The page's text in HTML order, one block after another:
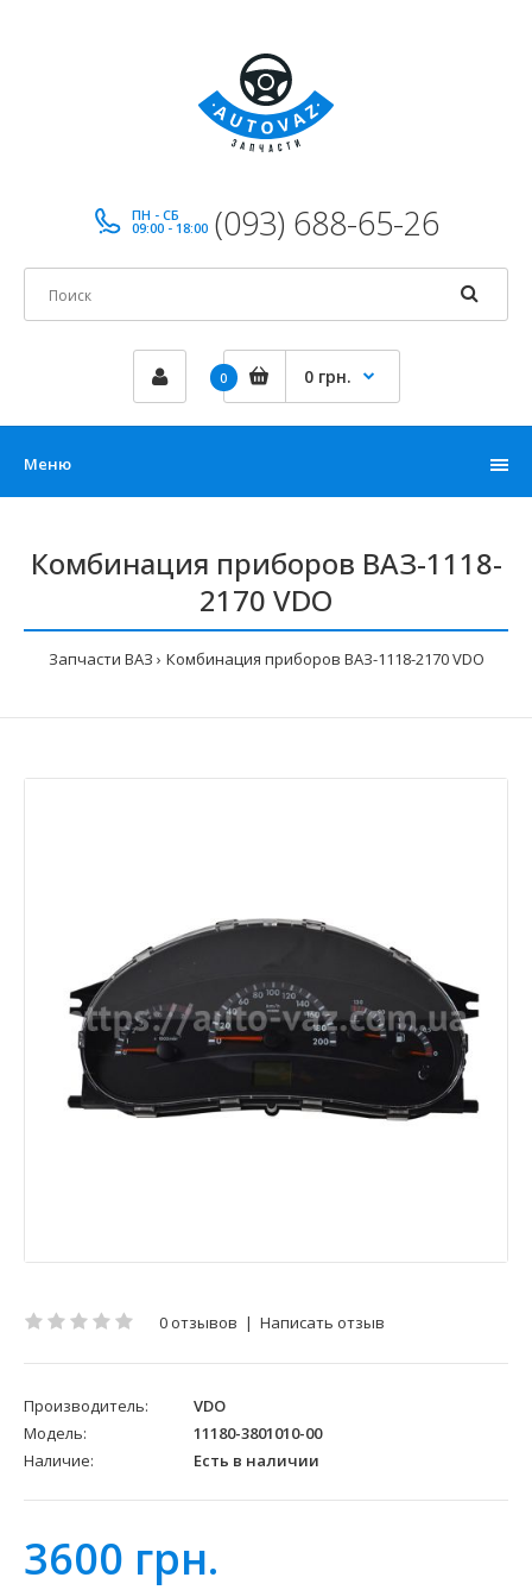
ПН - СБ
09:00 - 18:00 (093) 688-65-26
0 0 грн.
Меню
Комбинация приборов ВАЗ-1118-
2170 VDO
Запчасти ВАЗ Комбинация приборов ВАЗ-1118-2170 VDO
0 отзывов | Написать отзыв
Производитель:
VDO
Модель:
11180-3801010-00
Наличие:
Есть в наличии
3600 грн.